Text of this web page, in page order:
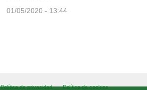
01/05/2020 - 13:44
Política de privacidad Política de cookies